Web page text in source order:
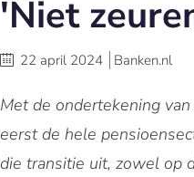
'Niet
22 april 2024 Banken.nl
Met de ondertekening
eerst de hele
die transitie uit, zowel op